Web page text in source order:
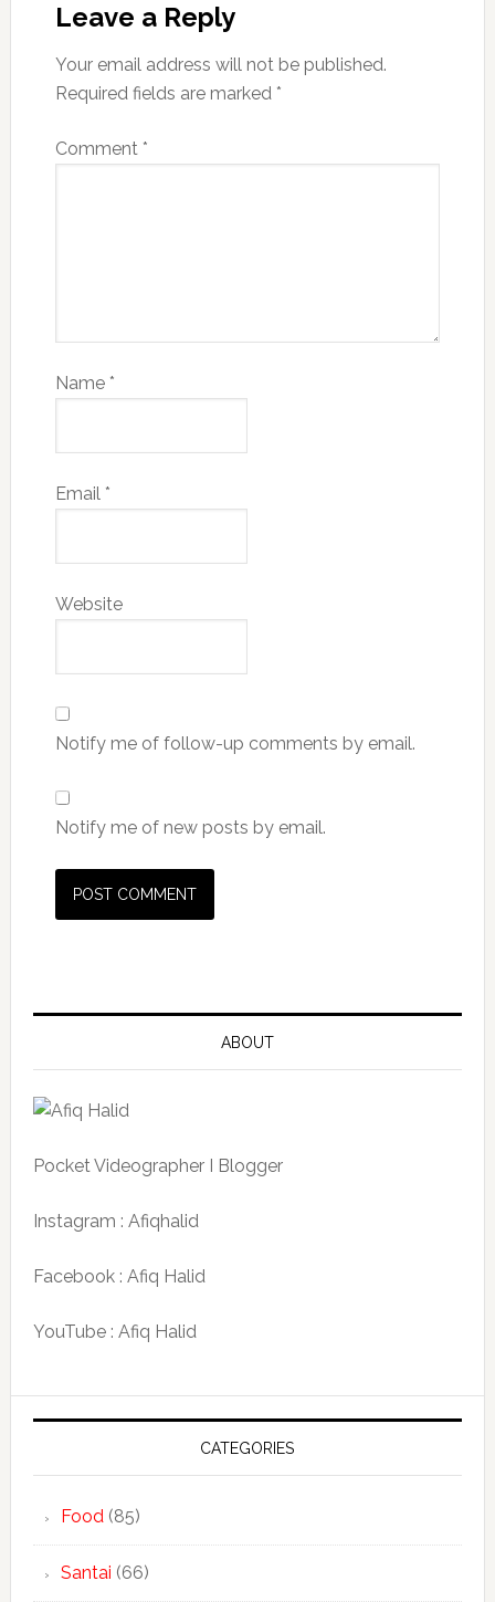
Leave a Reply
Your email address will not be published.
Required fields are marked *
Comment *
Name *
Email *
Website
Notify me of follow-up comments by email.
Notify me of new posts by email.
ABOUT
Pocket Videographer I Blogger
Instagram : Afiqhalid
Facebook : Afiq Halid
YouTube : Afiq Halid
CATEGORIES
Food(85)
Santai (66)